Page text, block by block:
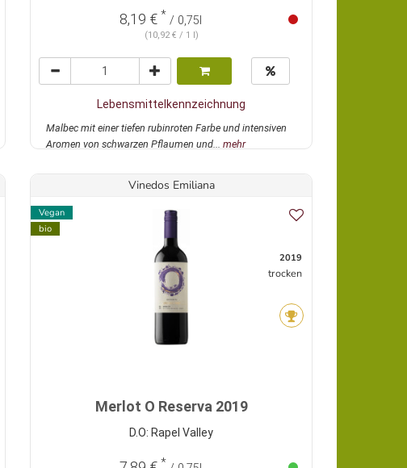
8,19 € * / 0,75l
(10,92 € / 1 l)
Lebensmittelkennzeichnung
Malbec mit einer tiefen rubinroten Farbe und intensiven
Aromen von schwarzen Pflaumen und... mehr
Vinedos Emiliana
Vegan
bio
2019
trocken
Merlot O Reserva 2019
D.O: Rapel Valley
*